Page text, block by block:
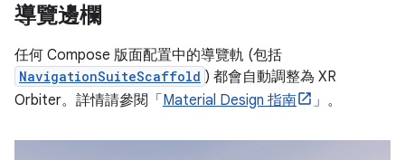
導覽邊欄
任何 Compose 版面配置中的導覽軌 (包括
NavigationSuiteScaffold ) 都會自動調整為 XR
Orbiter。詳情請參閱「Material Design 指南 」。